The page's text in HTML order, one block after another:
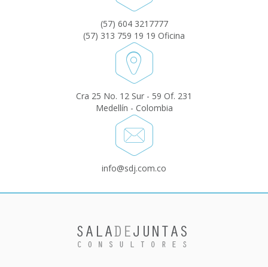
(57) 604 3217777
(57) 313 759 19 19 Oficina
Cra 25 No. 12 Sur - 59 Of. 231
Medellín - Colombia
info@sdj.com.co